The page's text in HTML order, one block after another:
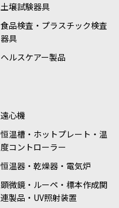
土壌試験器具
食品検査・プラスチック検査
器具
ヘルスケアー製品
遠心機
恒温槽・ホットプレート・温
度コントローラー
恒温器・乾燥器・電気炉
顕微鏡・ルーペ・標本作成関
連製品・UV照射装置